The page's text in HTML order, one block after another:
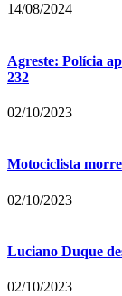
14/08/2024
Agreste: Polícia
232
02/10/2023
Motociclista
02/10/2023
Luciano Duque
02/10/2023